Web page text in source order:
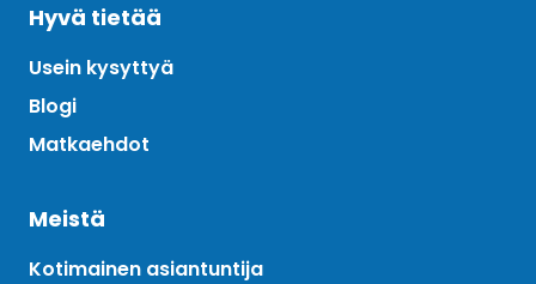
Hyvä tietää
Usein kysyttyä
Blogi
Matkaehdot
Meistä
Kotimainen asiantuntija